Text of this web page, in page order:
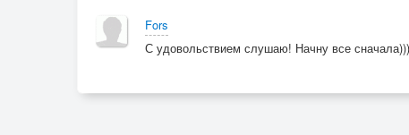
Fors
С удовольствием слушаю! Начну все сначала)))